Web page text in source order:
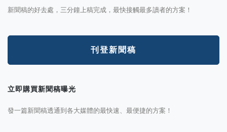
新聞稿的好去處，三分鐘上稿完成，最快接觸最多讀者的方案！
刊登新聞稿
立即購買新聞稿曝光
發一篇新聞稿透通到各大媒體的最快速、最便捷的方案！